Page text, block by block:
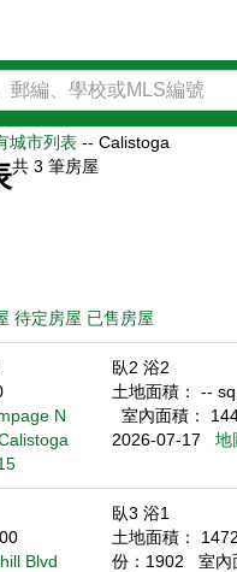
城市列表 -- Calistoga
共 3 筆房屋
待定房屋 已售房屋
N
臥2 浴2
土地面積： --
室內面積：
2026-07-17
地
Blvd
臥3 浴1
土地面積：
份：1902
室內